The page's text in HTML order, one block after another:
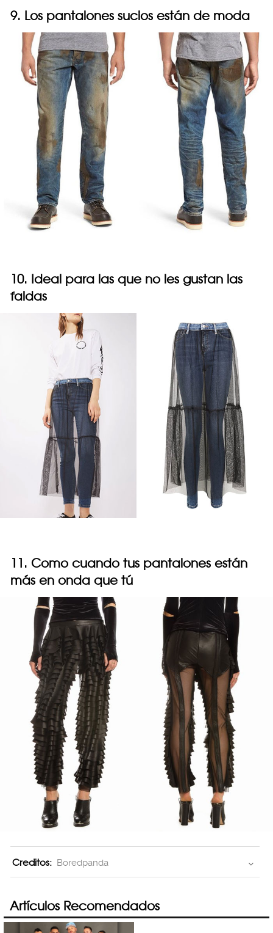
9. Los pantalones sucios están de moda
10. Ideal para las que no les gustan las
faldas
11. Como cuando tus pantalones están
más en onda que tú
Creditos: Boredpanda
Artículos Recomendados